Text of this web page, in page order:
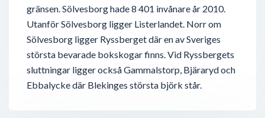
gränsen. Sölvesborg hade 8 401 invånare år 2010.
Utanför Sölvesborg ligger Listerlandet. Norr om
Sölvesborg ligger Ryssberget där en av Sveriges
största bevarade bokskogar finns. Vid Ryssbergets
sluttningar ligger också Gammalstorp, Bjäraryd och
Ebbalycke där Blekinges största björk står.